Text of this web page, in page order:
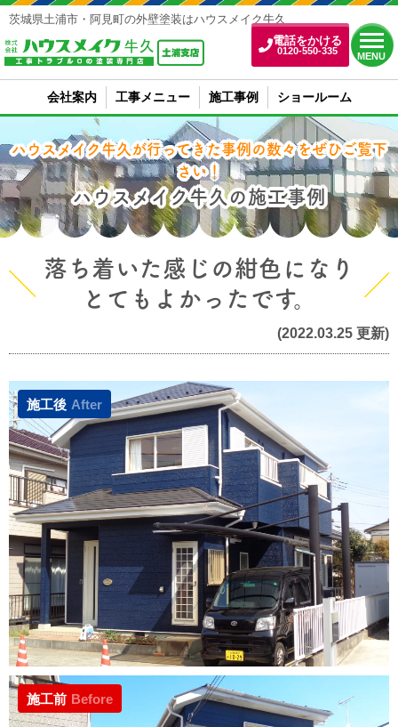
電話をかける
0120-550-335
MENU
茨城県土浦市・阿見町の外壁塗装はハウスメイク牛久
会社案内 工事メニュー 施工事例 ショールーム
ハウスメイク牛久が行ってきた事例の数々をぜひご覧下
さい！
ハウスメイク牛久の施工事例
落ち着いた感じの紺色になり
とてもよかったです。
(2022.03.25 更新)
施工後 After
施工前 Before